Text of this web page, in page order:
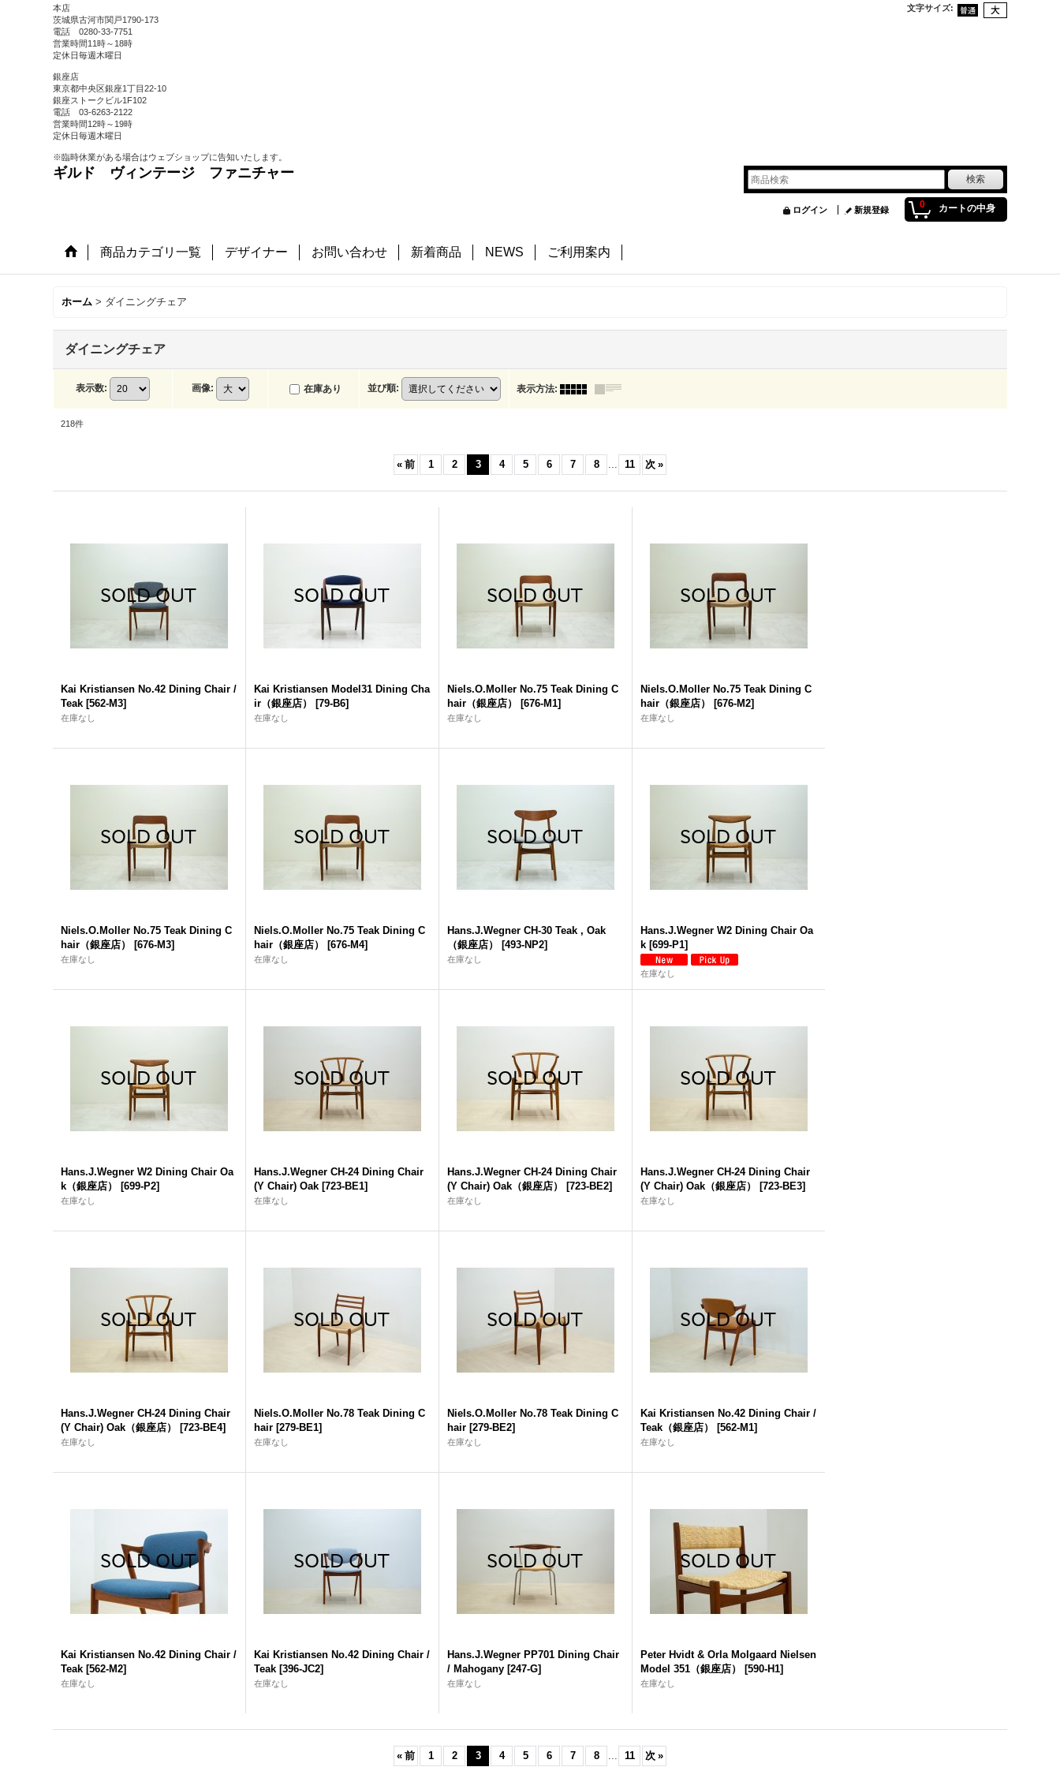
本店
茨城県古河市関戸1790-173
電話 0280-33-7751
営業時間11時～18時
定休日毎週木曜日
銀座店
東京都中央区銀座1丁目22-10
銀座ストークビル1F102
電話 03-6263-2122
営業時間12時～19時
定休日毎週木曜日
※臨時休業がある場合はウェブショップに告知いたします。
文字サイズ:
ギルド ヴィンテージ ファニチャー
0 カートの中身
ログイン 新規登録
商品カテゴリ一覧 デザイナー お問い合わせ 新着商品 NEWS ご利用案内
ホーム > ダイニングチェア
ダイニングチェア
表示数: 画像: 在庫あり 並び順: 表示方法:
218件
« 前 1 2 3 4 5 6 7 8 ... 11 次 »
Kai Kristiansen No.42 Dining Chair /
Teak [562-M3]
在庫なし
Kai Kristiansen Model31 Dining Cha
ir（銀座店）
[79-B6]
在庫なし
Niels.O.Moller No.75 Teak Dining C
hair（銀座店）
[676-M1]
在庫なし
Niels.O.Moller No.75 Teak Dining C
hair（銀座店）
[676-M2]
在庫なし
Niels.O.Moller No.75 Teak Dining C
hair（銀座店）
[676-M3]
在庫なし
Niels.O.Moller No.75 Teak Dining C
hair（銀座店）
[676-M4]
在庫なし
Hans.J.Wegner CH-30 Teak , Oak
（銀座店）
[493-NP2]
在庫なし
Hans.J.Wegner W2 Dining Chair Oa
k [699-P1]
在庫なし
Hans.J.Wegner W2 Dining Chair Oa
k（銀座店）
[699-P2]
在庫なし
Hans.J.Wegner CH-24 Dining Chair
(Y Chair) Oak [723-BE1]
在庫なし
Hans.J.Wegner CH-24 Dining Chair
(Y Chair) Oak（銀座店）
[723-BE2]
在庫なし
Hans.J.Wegner CH-24 Dining Chair
(Y Chair) Oak（銀座店）
[723-BE3]
在庫なし
Hans.J.Wegner CH-24 Dining Chair
(Y Chair) Oak（銀座店）
[723-BE4]
在庫なし
Niels.O.Moller No.78 Teak Dining C
hair [279-BE1]
在庫なし
Niels.O.Moller No.78 Teak Dining C
hair [279-BE2]
在庫なし
Kai Kristiansen No.42 Dining Chair /
Teak（銀座店）
[562-M1]
在庫なし
Kai Kristiansen No.42 Dining Chair /
Teak [562-M2]
在庫なし
Kai Kristiansen No.42 Dining Chair /
Teak [396-JC2]
在庫なし
Hans.J.Wegner PP701 Dining Chair
/ Mahogany [247-G]
在庫なし
Peter Hvidt & Orla Molgaard Nielsen
Model 351（銀座店）
[590-H1]
在庫なし
« 前 1 2 3 4 5 6 7 8 ... 11 次 »